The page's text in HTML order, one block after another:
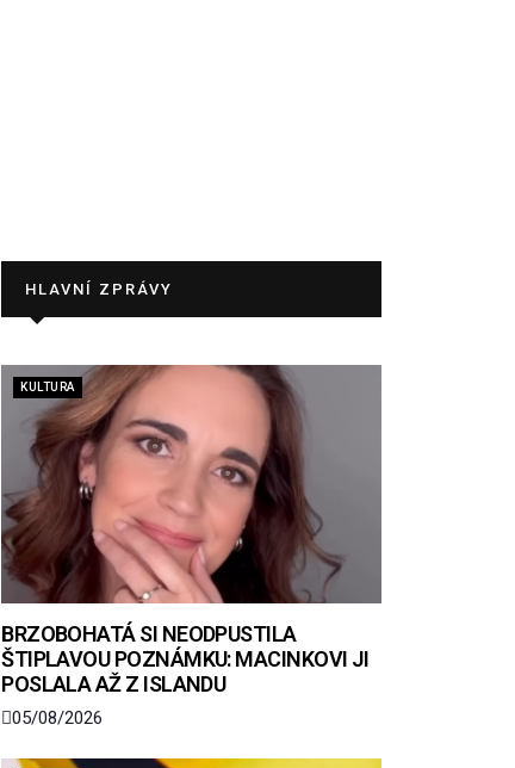
HLAVNÍ ZPRÁVY
KULTURA
BRZOBOHATÁ SI NEODPUSTILA
ŠTIPLAVOU POZNÁMKU: MACINKOVI JI
POSLALA AŽ Z ISLANDU
05/08/2026